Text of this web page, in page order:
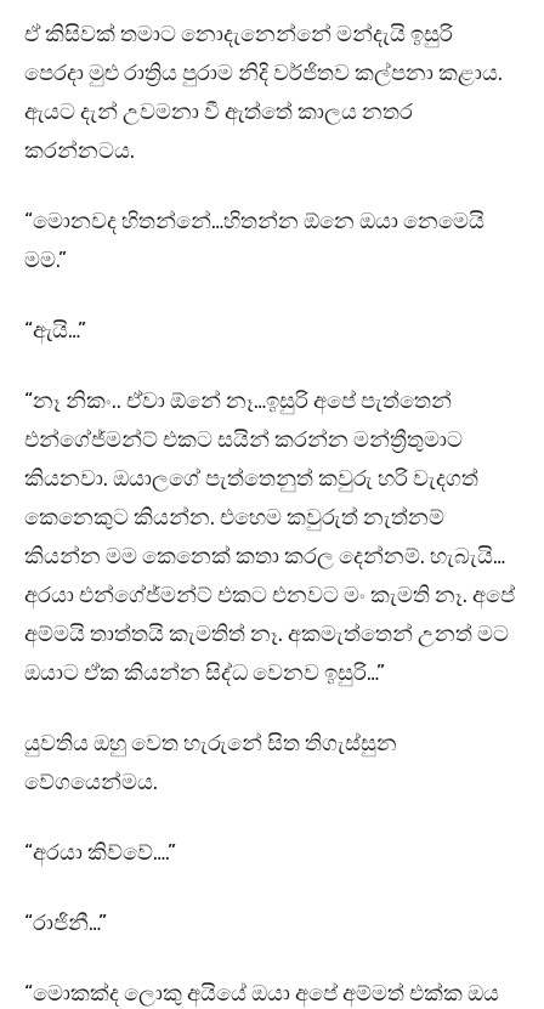
ඒ කිසිවක් තමාට නොදැනෙන්නේ මන්දැයි ඉසුරි
පෙරදා මුළු රාත්‍රිය පුරාම නිදි වර්ජිතව කල්පනා කළාය.
ඇයට දැන් උවමනා වී ඇත්තේ කාලය නතර
කරන්නටය.
“මොනවද හිතන්නේ…හිතන්න ඕනෙ ඔයා නෙමෙයි
මම.”
“ඇයි…”
“නෑ නිකං.. ඒවා ඕනේ නෑ…ඉසුරි අපේ පැත්තෙන්
එන්ගේජ්මන්ට් එකට සයින් කරන්න මන්ත්‍රීතුමාට
කියනවා. ඔයාලගේ පැත්තෙනුත් කවුරු හරි වැදගත්
කෙනෙකුට කියන්න. එහෙම කවුරුත් නැත්නම්
කියන්න මම කෙනෙක් කතා කරල දෙන්නම්. හැබැයි…
අරයා එන්ගේජ්මන්ට් එකට එනවට මං කැමති නෑ. අපේ
අම්මයි තාත්තයි කැමතිත් නෑ. අකමැත්තෙන් උනත් මට
ඔයාට ඒක කියන්න සිද්ධ වෙනව ඉසුරි…”
යුවතිය ඔහු වෙත හැරුනේ සිත තිගැස්සුන
වේගයෙන්මය.
“අරයා කිව්වේ….”
“රාජිනී…”
“මොකක්ද ලොකු අයියේ ඔයා අපේ අම්මත් එක්ක ඔය